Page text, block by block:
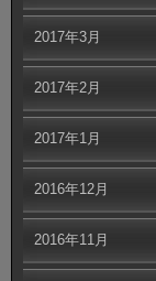
2017年3月
2017年2月
2017年1月
2016年12月
2016年11月